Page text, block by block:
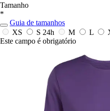
Tamanho
*
Guia de tamanhos
XS
S 24h M L
Este campo é obrigatório